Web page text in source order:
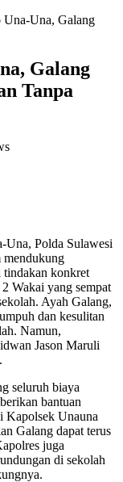
Una-Una, Galang
Galang
Tanpa
Una, Polda Sulawesi
mendukung
tindakan konkret
Wakai yang sempat
Ayah Galang,
dan kesulitan
Namun,
Jason Maruli
seluruh biaya
bantuan
Kapolsek Unauna
Galang dapat terus
juga
di sekolah